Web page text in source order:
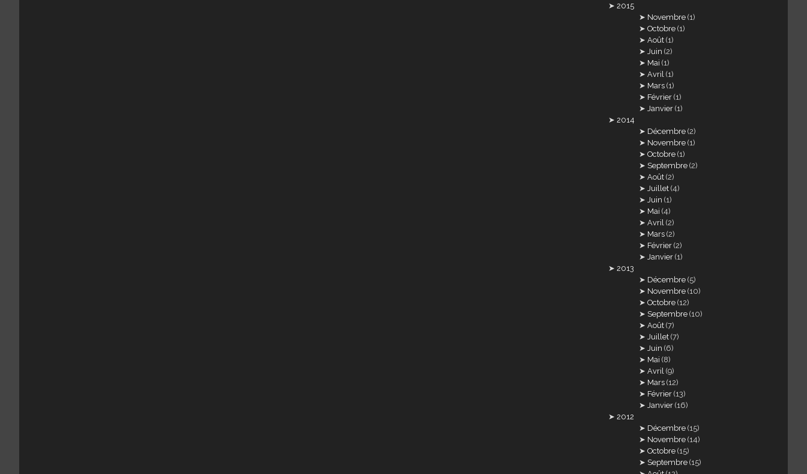
2015
Novembre (1)
Octobre (1)
Août (1)
Juin (2)
Mai (1)
Avril (1)
Mars (1)
Février (1)
Janvier (1)
2014
Décembre (2)
Novembre (1)
Octobre (1)
Septembre (2)
Août (2)
Juillet (4)
Juin (1)
Mai (4)
Avril (2)
Mars (2)
Février (2)
Janvier (1)
2013
Décembre (5)
Novembre (10)
Octobre (12)
Septembre (10)
Août (7)
Juillet (7)
Juin (6)
Mai (8)
Avril (9)
Mars (12)
Février (13)
Janvier (16)
2012
Décembre (15)
Novembre (14)
Octobre (15)
Septembre (15)